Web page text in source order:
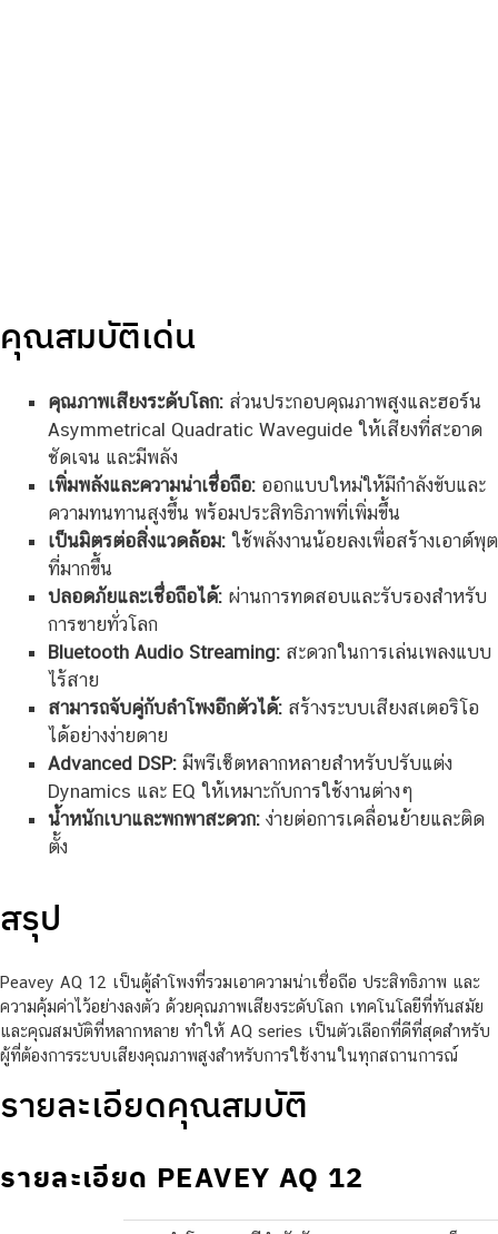
คุณสมบัติเด่น
คุณภาพเสียงระดับโลก:ส่วนประกอบคุณภาพสูงและฮอร์น
Asymmetrical Quadratic Waveguide ให้เสียงที่สะอาด
ชัดเจน และมีพลัง
เพิ่มพลังและความน่าเชื่อถือ:ออกแบบใหม่ให้มีกำลังขับและ
ความทนทานสูงขึ้น พร้อมประสิทธิภาพที่เพิ่มขึ้น
เป็นมิตรต่อสิ่งแวดล้อม:ใช้พลังงานน้อยลงเพื่อสร้างเอาต์พุต
ที่มากขึ้น
ปลอดภัยและเชื่อถือได้:ผ่านการทดสอบและรับรองสำหรับ
การขายทั่วโลก
Bluetooth Audio Streaming:สะดวกในการเล่นเพลงแบบ
ไร้สาย
สามารถจับคู่กับลำโพงอีกตัวได้:สร้างระบบเสียงสเตอริโอ
ได้อย่างง่ายดาย
Advanced DSP:มีพรีเซ็ตหลากหลายสำหรับปรับแต่ง
Dynamics และ EQ ให้เหมาะกับการใช้งานต่างๆ
น้ำหนักเบาและพกพาสะดวก:ง่ายต่อการเคลื่อนย้ายและติด
ตั้ง
สรุป
Peavey AQ 12 เป็นตู้ลำโพงที่รวมเอาความน่าเชื่อถือ ประสิทธิภาพ และ
ความคุ้มค่าไว้อย่างลงตัว ด้วยคุณภาพเสียงระดับโลก เทคโนโลยีที่ทันสมัย
และคุณสมบัติที่หลากหลาย ทำให้ AQ series เป็นตัวเลือกที่ดีที่สุดสำหรับ
ผู้ที่ต้องการระบบเสียงคุณภาพสูงสำหรับการใช้งานในทุกสถานการณ์
รายละเอียดคุณสมบัติ
รายละเอียด PEAVEY AQ 12